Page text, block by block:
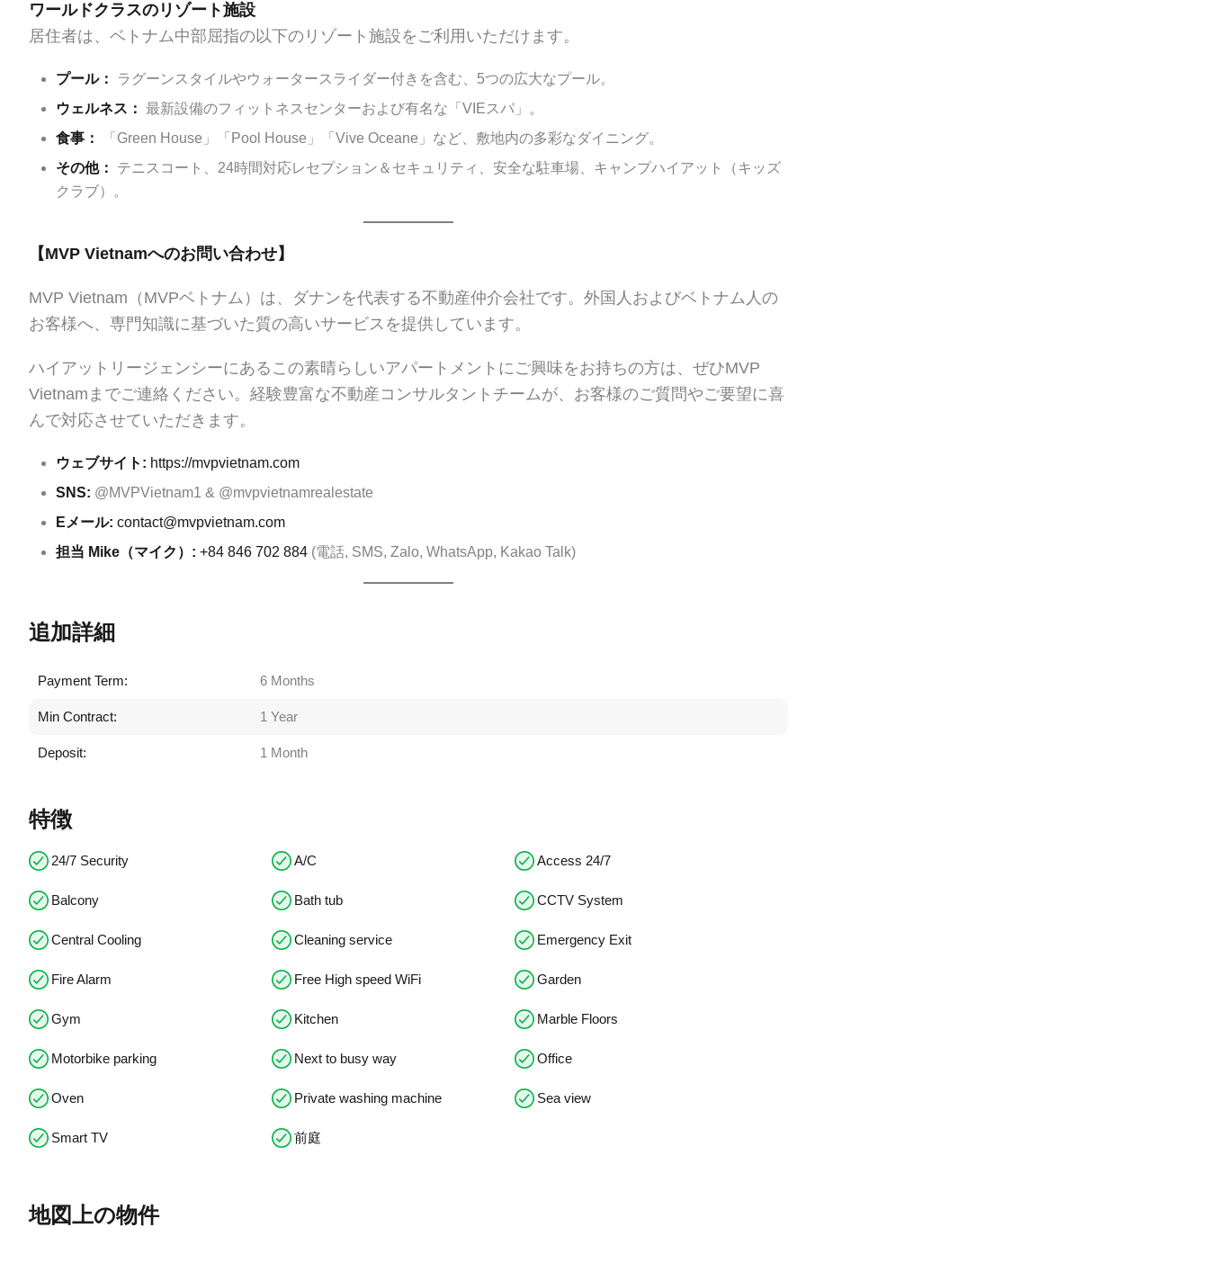
ワールドクラスのリゾート施設
居住者は、ベトナム中部屈指の以下のリゾート施設をご利用いただけます。
プール：
ラグーンスタイルやウォータースライダー付きを含む、5つの広大なプール。
ウェルネス： 最新設備のフィットネスセンターおよび有名な「VIEスパ」。
食事：
「Green House」「Pool House」「Vive Oceane」など、敷地内の多彩なダイニング。
その他：
テニスコート、24時間対応レセプション＆セキュリティ、安全な駐車場、キャンプハイアット（キッズ
クラブ）。
【MVP Vietnamへのお問い合わせ】
MVP Vietnam（MVPベトナム）は、ダナンを代表する不動産仲介会社です。外国人およびベトナム人の
お客様へ、専門知識に基づいた質の高いサービスを提供しています。
ハイアットリージェンシーにあるこの素晴らしいアパートメントにご興味をお持ちの方は、ぜひMVP
Vietnamまでご連絡ください。経験豊富な不動産コンサルタントチームが、お客様のご質問やご要望に喜
んで対応させていただきます。
ウェブサイト: https://mvpvietnam.com
SNS: @MVPVietnam1 & @mvpvietnamrealestate
Eメール: contact@mvpvietnam.com
担当 Mike（マイク）: +84 846 702 884 (電話, SMS, Zalo, WhatsApp, Kakao Talk)
追加詳細
Payment Term: 6 Months
Min Contract: 1 Year
Deposit: 1 Month
特徴
24/7 Security A/C Access 24/7
Balcony Bath tub CCTV System
Central Cooling Cleaning service Emergency Exit
Fire Alarm Free High speed WiFi Garden
Gym Kitchen Marble Floors
Motorbike parking Next to busy way Office
Oven Private washing machine Sea view
Smart TV 前庭
地図上の物件